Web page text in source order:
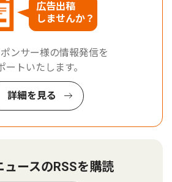
広告出稿
しませんか？
ンサー様の情報発信を
ートいたします。
詳細を見る
ュースのRSSを購読